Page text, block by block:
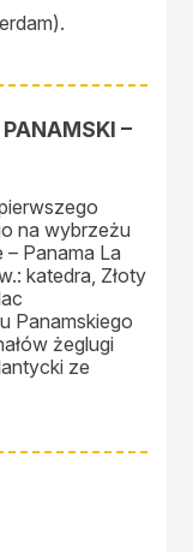
–
na wybrzeżu
Panama La
katedra, Złoty
Panamskiego
żeglugi
ze